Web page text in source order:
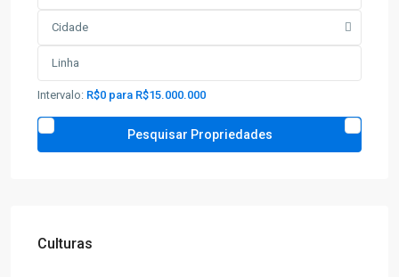
Cidade
Intervalo: R$0 para R$15.000.000
Culturas